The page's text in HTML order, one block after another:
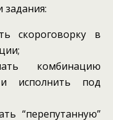
скороговорку в
комбинацию
исполнить под
“перепутанную”